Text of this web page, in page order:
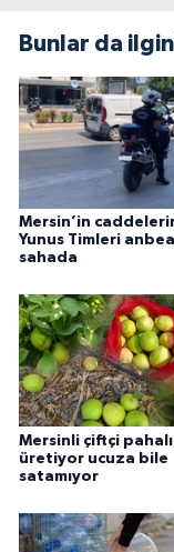
Bunlar da
Mersin’in
Yunus Timleri
sahada
Mersinli çiftçi pahalı
üretiyor ucuza bile
satamıyor